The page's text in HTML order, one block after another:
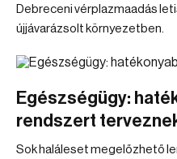
Debreceni vérplazmaadás
újjávarázsolt környezetben.
Egészségügy:
rendszert
Sok haláleset megelőzhető